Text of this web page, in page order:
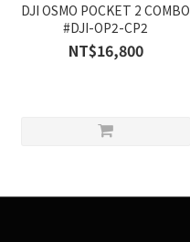
DJI OSMO POCKET 2 COMBO
#DJI-OP2-CP2
NT$16,800